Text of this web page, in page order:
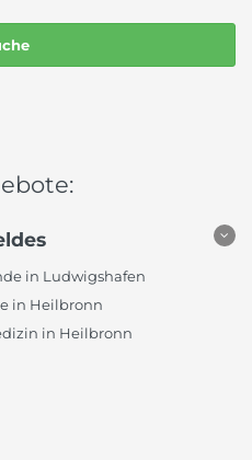
in Ludwigshafen
in Heilbronn
in Heilbronn